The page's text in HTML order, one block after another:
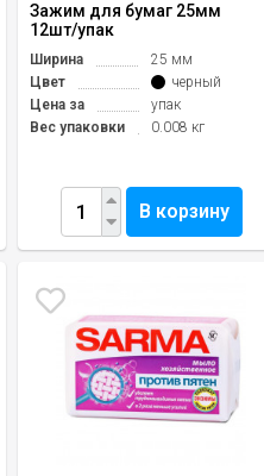
Зажим для бумаг 25мм
12шт/упак
Ширина
25 мм
Цвет
черный
Цена за
упак
Вес упаковки
0.008 кг
В корзину